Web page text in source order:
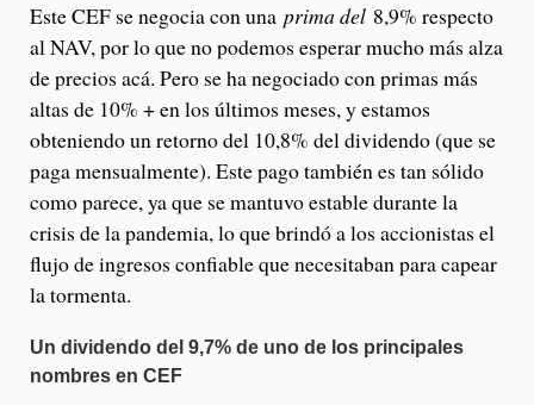
Este CEF se negocia con una prima del 8,9% respecto
al NAV, por lo que no podemos esperar mucho más alza
de precios acá. Pero se ha negociado con primas más
altas de 10% + en los últimos meses, y estamos
obteniendo un retorno del 10,8% del dividendo (que se
paga mensualmente). Este pago también es tan sólido
como parece, ya que se mantuvo estable durante la
crisis de la pandemia, lo que brindó a los accionistas el
flujo de ingresos confiable que necesitaban para capear
la tormenta.
Un dividendo del 9,7% de uno de los principales
nombres en CEF